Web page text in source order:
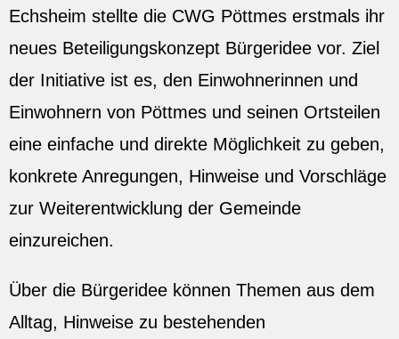
Echsheim stellte die CWG Pöttmes erstmals ihr
neues Beteiligungskonzept Bürgeridee vor. Ziel
der Initiative ist es, den Einwohnerinnen und
Einwohnern von Pöttmes und seinen Ortsteilen
eine einfache und direkte Möglichkeit zu geben,
konkrete Anregungen, Hinweise und Vorschläge
zur Weiterentwicklung der Gemeinde
einzureichen.
Über die Bürgeridee können Themen aus dem
Alltag, Hinweise zu bestehenden